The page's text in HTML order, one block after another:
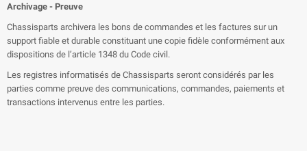
Archivage - Preuve
Chassisparts archivera les bons de commandes et les factures sur un
support fiable et durable constituant une copie fidèle conformément aux
dispositions de l’article 1348 du Code civil.
Les registres informatisés de Chassisparts seront considérés par les
parties comme preuve des communications, commandes, paiements et
transactions intervenus entre les parties.